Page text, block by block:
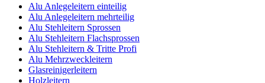
Alu Anlegeleitern einteilig
Alu Anlegeleitern mehrteilig
Alu Stehleitern Sprossen
Alu Stehleitern Flachsprossen
Alu Stehleitern & Tritte Profi
Alu Mehrzweckleitern
Glasreinigerleitern
Holzleitern